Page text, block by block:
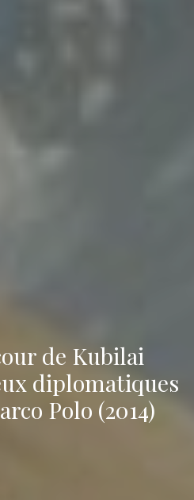
de Kubilai
diplomatiques
Polo (2014)